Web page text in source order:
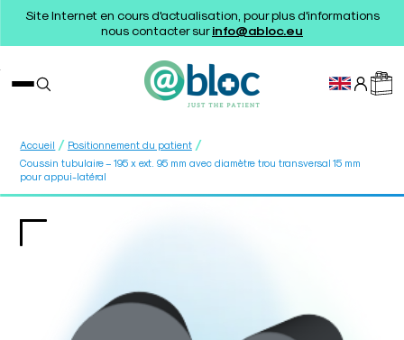
Site Internet en cours d'actualisation, pour plus d'informations
nous contacter surinfo@abloc.eu
Accueil / Positionnement du patient /
Coussin tubulaire – 195 x ext. 95 mm avec diamètre trou transversal 15 mm
pour appui-latéral